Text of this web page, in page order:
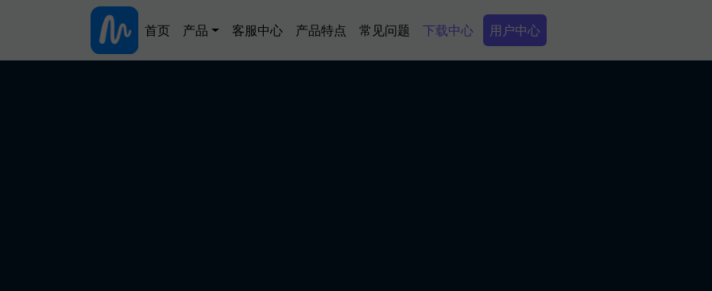
Main navigation
首页 产品 客服中心 产品特点 常见问题 下载中心 Secondary Menu
用户中心